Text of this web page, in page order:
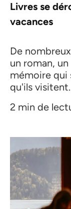
Livres se
vacances
De
un roman,
mémoire qui
qu'ils
2 min de